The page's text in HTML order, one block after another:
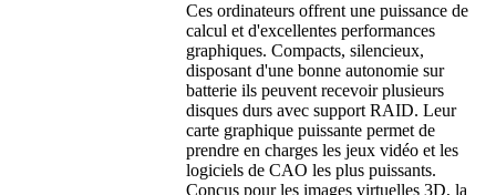
Ces ordinateurs offrent une puissance de
calcul et d'excellentes performances
graphiques. Compacts, silencieux,
disposant d'une bonne autonomie sur
batterie ils peuvent recevoir plusieurs
disques durs avec support RAID. Leur
carte graphique puissante permet de
prendre en charges les jeux vidéo et les
logiciels de CAO les plus puissants.
Conçus pour les images virtuelles 3D, la